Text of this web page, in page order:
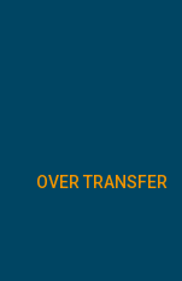
OVER TRANSFER